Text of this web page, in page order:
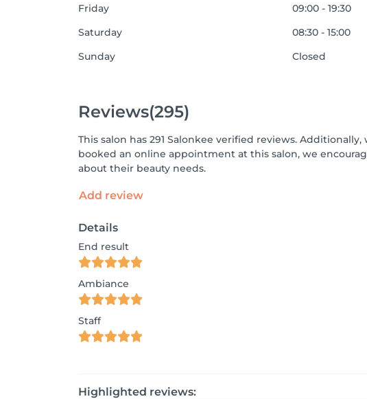
Friday
09:00 - 19:30
Saturday
08:30 - 15:00
Sunday
Closed
Reviews(295)
This salon has 291 Salonkee verified reviews.
booked an online appointment at this salon, we
about their beauty needs.
Add review
Details
End result
Ambiance
Staff
Highlighted reviews: